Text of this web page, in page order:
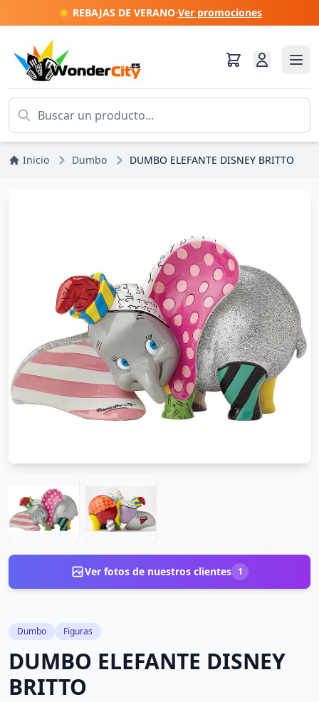
☀️ REBAJAS DE VERANO·Ver promociones
Inicio Dumbo DUMBO ELEFANTE DISNEY BRITTO
Ver fotos de nuestros clientes 1
Dumbo Figuras
DUMBO ELEFANTE DISNEY
BRITTO